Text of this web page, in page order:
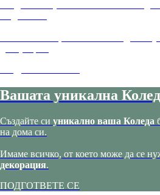
Вашата уникална
Създайте си уникално ваша Коледа
на дома си.
Имаме всичко, от което може да се
декорация.
ПОДГОТВЕТЕ СЕ